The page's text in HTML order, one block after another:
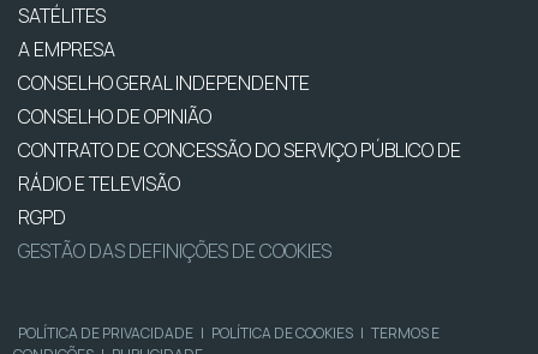
SATÉLITES
A EMPRESA
CONSELHO GERAL INDEPENDENTE
CONSELHO DE OPINIÃO
CONTRATO DE CONCESSÃO DO SERVIÇO PÚBLICO DE
RÁDIO E TELEVISÃO
RGPD
GESTÃO DAS DEFINIÇÕES DE COOKIES
POLÍTICA DE PRIVACIDADE | POLÍTICA DE COOKIES | TERMOS E